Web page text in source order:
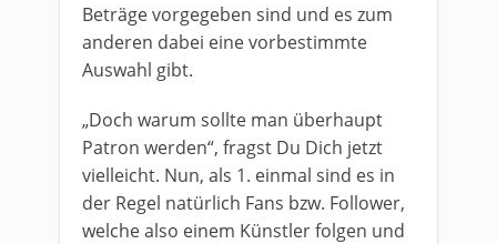
Beträge vorgegeben sind und es zum
anderen dabei eine vorbestimmte
Auswahl gibt.
„Doch warum sollte man überhaupt
Patron werden“, fragst Du Dich jetzt
vielleicht. Nun, als 1. einmal sind es in
der Regel natürlich Fans bzw. Follower,
welche also einem Künstler folgen und